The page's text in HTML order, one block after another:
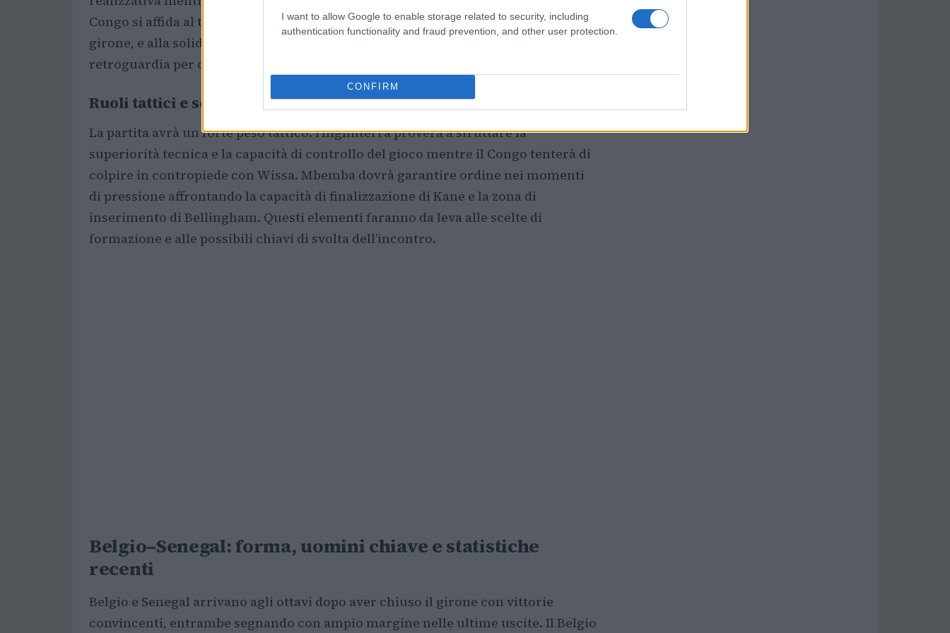
I want to allow Google to enable storage related to security, including
authentication functionality and fraud prevention, and other user protection.
CONFIRM
Congo si affida al talento in fase offensiva diYoane Wissaautore ditre golnel
girone, e alla solidità difensiva di
Chancel Mbemba
che dovrà orchestrare la
retroguardia per contenere le incursioni avversarie.
Ruoli tattici e scenario della partita
La partita avrà un forte peso tattico: l’Inghilterra proverà a sfruttare la
superiorità tecnica e la capacità di controllo del gioco mentre il Congo tenterà di
colpire in contropiede con Wissa. Mbemba dovrà garantire ordine nei momenti
di pressione affrontando la capacità di finalizzazione di Kane e la zona di
inserimento di Bellingham. Questi elementi faranno da leva alle scelte di
formazione e alle possibili chiavi di svolta dell’incontro.
Belgio–Senegal: forma, uomini chiave e statistiche
recenti
Belgio e Senegal arrivano agli ottavi dopo aver chiuso il girone con vittorie
convincenti, entrambe segnando con ampio margine nelle ultime uscite. Il Belgio